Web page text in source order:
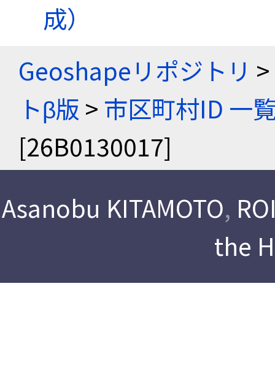
成）
Geoshapeリポジトリ >
トβ版 > 市区町村ID 一
[26B0130017]
Asanobu KITAMOTO,
the